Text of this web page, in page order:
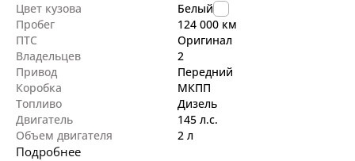
Цвет кузова
Белый
Пробег
124 000 км
ПТС
Оригинал
Владельцев
2
Привод
Передний
Коробка
МКПП
Топливо
Дизель
Двигатель
145 л.с.
Объем двигателя
2 л
Подробнее